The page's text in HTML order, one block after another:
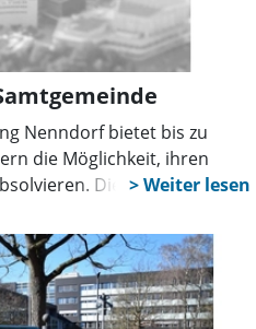
Nenndorf bietet bis zu
die Möglichkeit, ihren
Die
Nenndorf haben
erarbeitet und werden
8.30 Uhr bis 14 Uhr
über
05723/74076 erfolgen.